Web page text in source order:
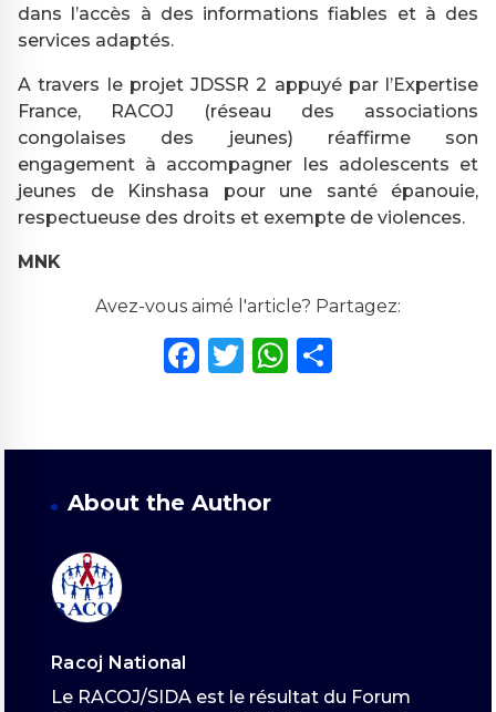
dans l’accès à des informations fiables et à des
services adaptés.
A travers le projet JDSSR 2 appuyé par l’Expertise
France, RACOJ (réseau des associations
congolaises des jeunes) réaffirme son
engagement à accompagner les adolescents et
jeunes de Kinshasa pour une santé épanouie,
respectueuse des droits et exempte de violences.
MNK
Avez-vous aimé l'article? Partagez:
Facebook
Twitter
WhatsApp
About the Author
Racoj National
Le RACOJ/SIDA est le résultat du Forum